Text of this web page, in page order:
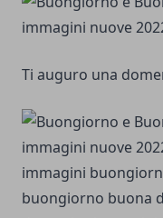
Ti auguro una